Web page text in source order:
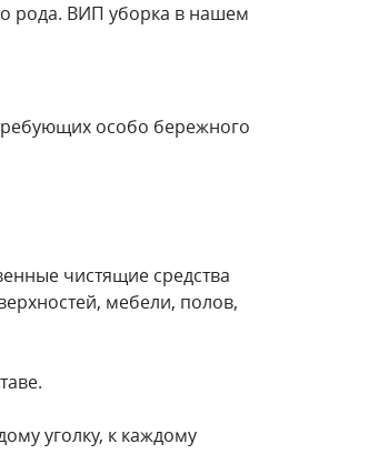
рода. ВИП уборка в нашем
особо бережного
чистящие средства
мебели, полов,
уголку, к каждому